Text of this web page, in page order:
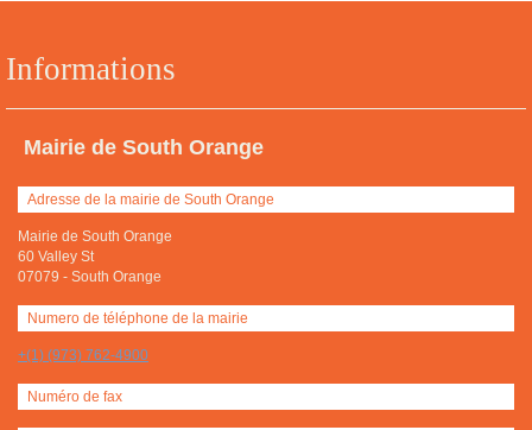
Informations
Mairie de South Orange
Adresse de la mairie de South Orange
Mairie de South Orange
60 Valley St
07079 - South Orange
Numero de téléphone de la mairie
+(1) (973) 762-4900
Numéro de fax